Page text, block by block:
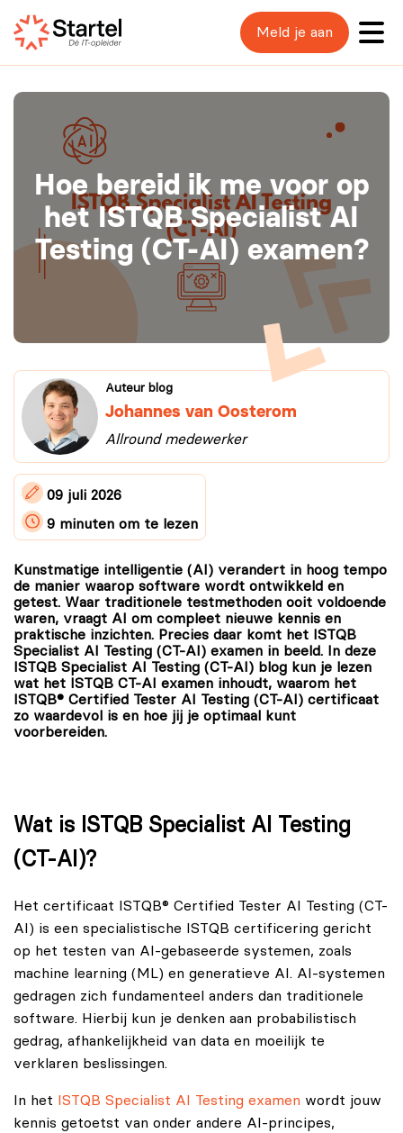
Meld je aan
Hoe bereid ik me voor op
het ISTQB Specialist AI
Testing (CT-AI) examen?
Auteur blog
Johannes van Oosterom
Allround medewerker
09 juli 2026
9 minuten om te lezen
Kunstmatige intelligentie (AI) verandert in hoog tempo
de manier waarop software wordt ontwikkeld en
getest. Waar traditionele testmethoden ooit voldoende
waren, vraagt AI om compleet nieuwe kennis en
praktische inzichten. Precies daar komt het ISTQB
Specialist AI Testing (CT-AI) examen in beeld. In deze
ISTQB Specialist AI Testing (CT-AI) blog kun je lezen
wat het ISTQB CT-AI examen inhoudt, waarom het
ISTQB® Certified Tester AI Testing (CT-AI) certificaat
zo waardevol is en hoe jij je optimaal kunt
voorbereiden.
Wat is ISTQB Specialist AI Testing
(CT-AI)?
Het certificaat ISTQB® Certified Tester AI Testing (CT-
AI) is een specialistische ISTQB certificering gericht
op het testen van AI-gebaseerde systemen, zoals
machine learning (ML) en generatieve AI. AI-systemen
gedragen zich fundamenteel anders dan traditionele
software. Hierbij kun je denken aan probabilistisch
gedrag, afhankelijkheid van data en moeilijk te
verklaren beslissingen.
In het ISTQB Specialist AI Testing examen wordt jouw
kennis getoetst van onder andere AI-principes,